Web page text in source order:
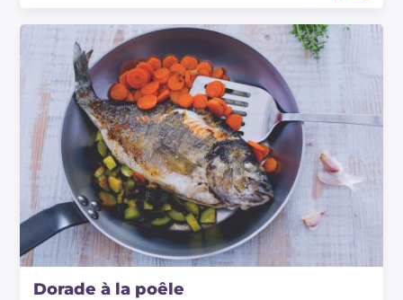
Dorade à la poêle